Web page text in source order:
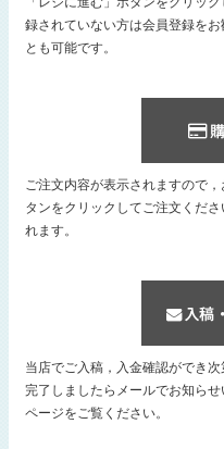
録されていない方は会員登録を
とも可能です。
ご注文内容が表示されますので
タンをクリックしてご注文くだ
れます。
当店でご入稿，入金確認ができ
完了しましたらメールでお知ら
ページをご覧ください。